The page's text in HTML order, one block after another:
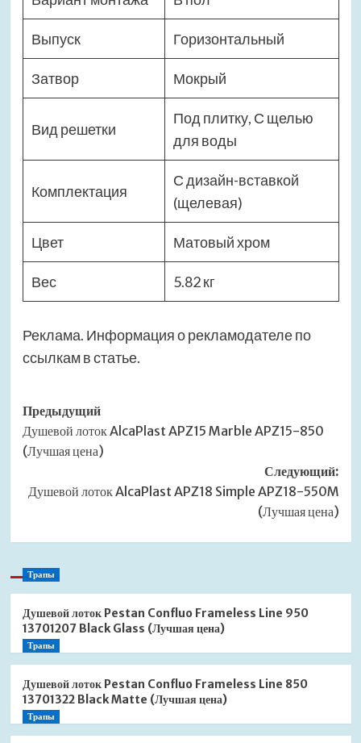
Выпуск Горизонтальный
Затвор Мокрый
Вид решетки
Под плитку, С щелью
для воды
Комплектация
С дизайн-вставкой
(щелевая)
Цвет Матовый хром
Вес 5.82 кг
Реклама. Информация о рекламодателе по
ссылкам в статье.
Навигация
записи
Предыдущий
Душевой лоток AlcaPlast APZ15 Marble APZ15-850
(Лучшая цена)
Следующий:
Душевой лоток AlcaPlast APZ18 Simple APZ18-550M
(Лучшая цена)
Трапы
Душевой лоток Pestan Confluo Frameless Line 950
13701207 Black Glass (Лучшая цена)
Трапы
Душевой лоток Pestan Confluo Frameless Line 850
13701322 Black Matte (Лучшая цена)
Трапы